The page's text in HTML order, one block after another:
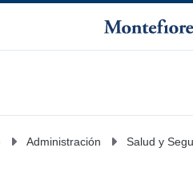
Administración Salud y